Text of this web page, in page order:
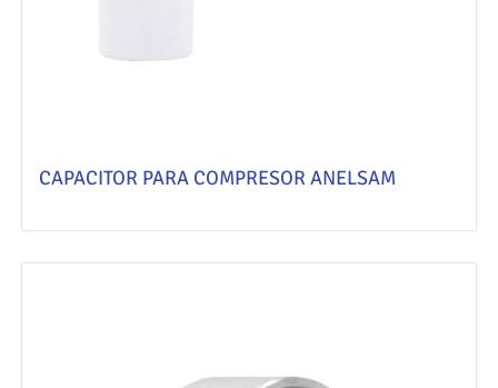
CAPACITOR PARA COMPRESOR ANELSAM